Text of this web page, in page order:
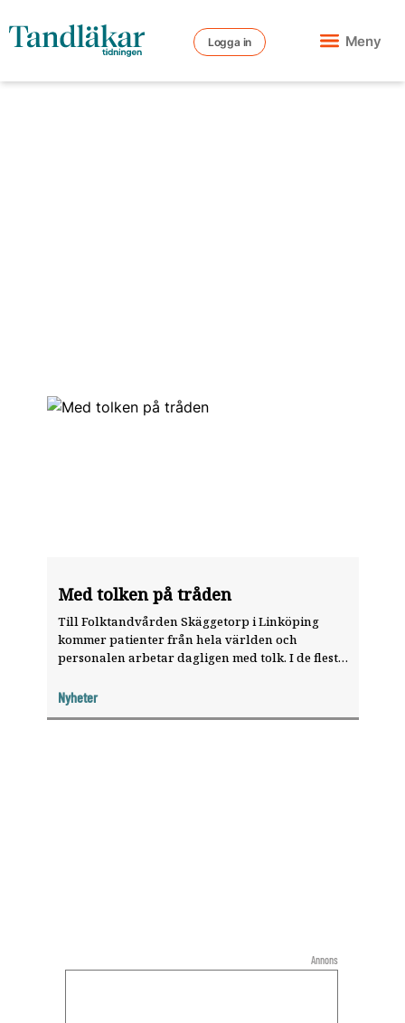
Logga in Meny
Med tolken på tråden
Till Folktandvården Skäggetorp i Linköping
kommer patienter från hela världen och
personalen arbetar dagligen med tolk. I de flesta
börja testa en tolkapp som har en version
Nyheter
Annons